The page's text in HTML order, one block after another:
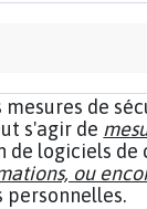
de
s'agir de
de logiciels de
ou
personnelles.